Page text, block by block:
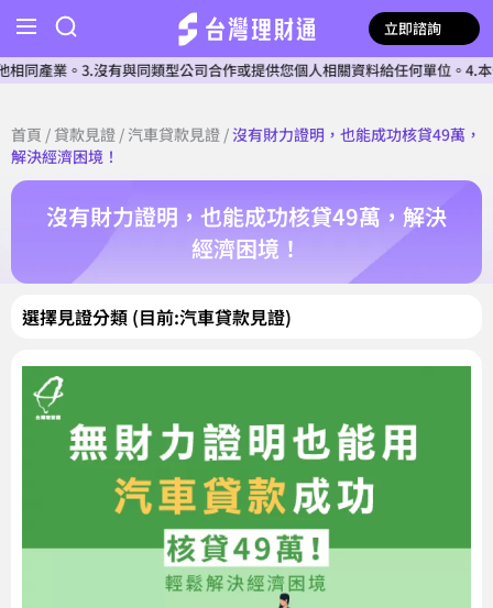
立即諮詢
。3.沒有與同類型公司合作或提供您個人相關資料給任何單位。4.本公
首頁 / 貸款見證 / 汽車貸款見證 /沒有財力證明，也能成功核貸49萬，
解決經濟困境！
沒有財力證明，也能成功核貸49萬，解決
經濟困境！
選擇見證分類 (目前:汽車貸款見證)